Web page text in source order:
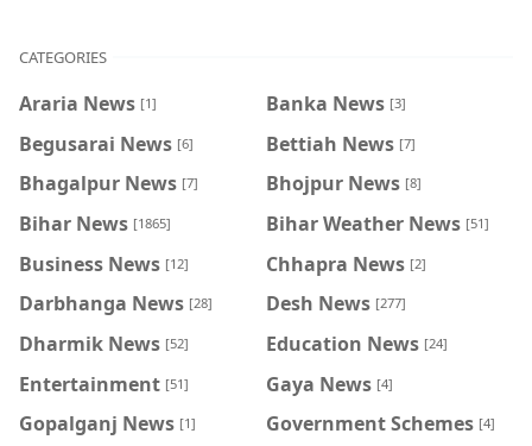
CATEGORIES
Araria News [1] Banka News [3]
Begusarai News [6] Bettiah News [7]
Bhagalpur News [7] Bhojpur News [8]
Bihar News [1865] Bihar Weather News [51]
Business News [12] Chhapra News [2]
Darbhanga News [28] Desh News [277]
Dharmik News [52] Education News [24]
Entertainment [51] Gaya News [4]
Gopalganj News [1] Government Schemes [4]